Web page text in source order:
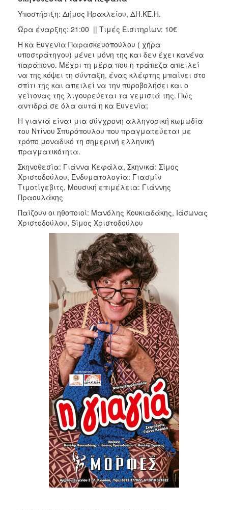
Υποστήριξη: Δήμος Ηρακλείου, ΔΗ.ΚΕ.Η.
Ώρα έναρξης: 21:00 || Τιμές Εισιτηρίων: 10€
Η κα Ευγενία Παρασκευοπούλου ( χήρα
υποστράτηγου) μένει μόνη της και δεν έχει κανένα
παράπονο. Μέχρι τη μέρα που η τράπεζα απειλεί
να της κόψει τη σύνταξη, ένας κλέφτης μπαίνει στο
σπίτι της και απειλεί να την πυροβολήσει και ο
γείτονας της λιγουρεύεται τα γεμιστά της. Πώς
αντιδρά σε όλα αυτά η κα Ευγενία;
Η γιαγιά είναι μια σύγχρονη αλληγορική κωμωδία
του Ντίνου Σπυρόπουλου που πραγματεύεται με
τρόπο μοναδικό τη σημερινή ελληνική
πραγματικότητα.
Σκηνοθεσία: Γιάννα Κεφάλα, Σκηνικά: Σίμος
Χριστοδούλου, Ενδυματολογία: Γιασμίν
Τιμοτίγεβιτς, Μουσική επιμέλεια: Γιάννης
Πραουλάκης
Παίζουν οι ηθοποιοί: Μανόλης Κουκιαδάκης, Ιάσωνας
Χριστοδούλου, Sίμος Χριστοδούλου